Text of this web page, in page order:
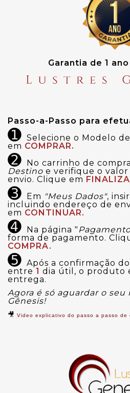
Garantia de 1
Passo-a-Passo para
➊ Selecione o Modelo
em COMPRAR.
➋ No carrinho de
Destino e verifique o
envio. Clique em
➌ Em "Meus Dados",
incluindo endereço de
em CONTINUAR.
➍ Na página "
forma de pagamento.
COMPRA.
➎ Após a confirmação
entre 1 dia útil, o produto
entrega.
Agora é só aguardar o
Gênesis!
🎥 Video explicativo do passo a passo de